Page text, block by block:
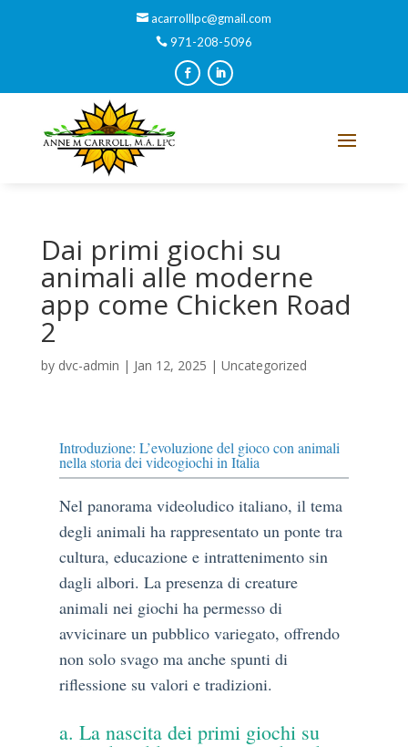
acarrolllpc@gmail.com
971-208-5096
Dai primi giochi su
animali alle moderne
app come Chicken Road
2
by dvc-admin | Jan 12, 2025 | Uncategorized
Introduzione: L’evoluzione del gioco con animali
nella storia dei videogiochi in Italia
Nel panorama videoludico italiano, il tema
degli animali ha rappresentato un ponte tra
cultura, educazione e intrattenimento sin
dagli albori. La presenza di creature
animali nei giochi ha permesso di
avvicinare un pubblico variegato, offrendo
non solo svago ma anche spunti di
riflessione su valori e tradizioni.
a. La nascita dei primi giochi su